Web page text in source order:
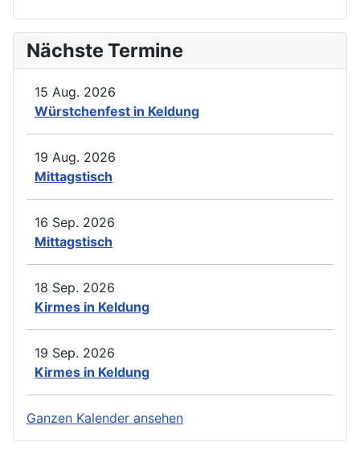
Nächste Termine
15 Aug. 2026
Würstchenfest in Keldung
19 Aug. 2026
Mittagstisch
16 Sep. 2026
Mittagstisch
18 Sep. 2026
Kirmes in Keldung
19 Sep. 2026
Kirmes in Keldung
Ganzen Kalender ansehen